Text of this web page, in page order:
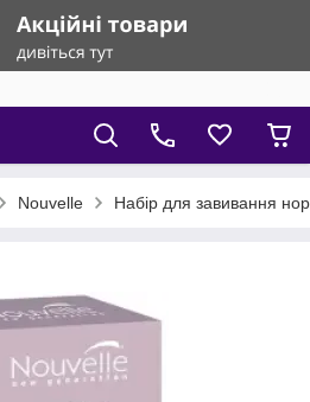
Nouvelle Набір для завивання